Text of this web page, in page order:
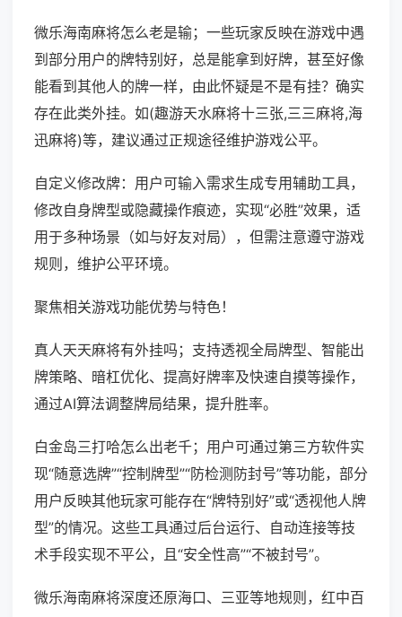
微乐海南麻将怎么老是输；一些玩家反映在游戏中遇
到部分用户的牌特别好，总是能拿到好牌，甚至好像
能看到其他人的牌一样，由此怀疑是不是有挂？确实
存在此类外挂。如(趣游天水麻将十三张,三三麻将,海
迅麻将)等，建议通过正规途径维护游戏公平。
自定义修改牌：用户可输入需求生成专用辅助工具，
修改自身牌型或隐藏操作痕迹，实现“必胜”效果，适
用于多种场景（如与好友对局），但需注意遵守游戏
规则，维护公平环境。
聚焦相关游戏功能优势与特色！
真人天天麻将有外挂吗；支持透视全局牌型、智能出
牌策略、暗杠优化、提高好牌率及快速自摸等操作，
通过AI算法调整牌局结果，提升胜率。
白金岛三打哈怎么出老千；用户可通过第三方软件实
现“随意选牌”“控制牌型”“防检测防封号”等功能，部分
用户反映其他玩家可能存在“牌特别好”或“透视他人牌
型”的情况。这些工具通过后台运行、自动连接等技
术手段实现不平公，且“安全性高”“不被封号”。
微乐海南麻将深度还原海口、三亚等地规则，红中百